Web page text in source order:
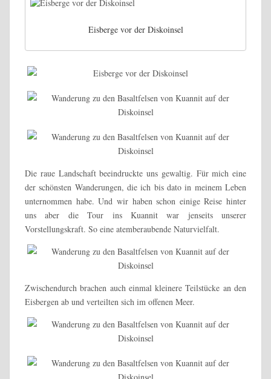
Eisberge vor der Diskoinsel
Die raue Landschaft beeindruckte uns gewaltig. Für mich eine
der schönsten Wanderungen, die ich bis dato in meinem Leben
unternommen habe. Und wir haben schon einige Reise hinter
uns aber die Tour ins Kuannit war jenseits unserer
Vorstellungskraft. So eine atemberaubende Naturvielfalt.
Zwischendurch brachen auch einmal kleinere Teilstücke an den
Eisbergen ab und verteilten sich im offenen Meer.